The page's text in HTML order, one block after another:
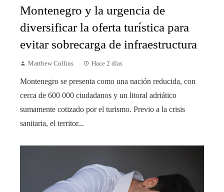
Montenegro y la urgencia de
diversificar la oferta turística para
evitar sobrecarga de infraestructura
Matthew Collins Hace 2 días
Montenegro se presenta como una nación reducida, con
cerca de 600 000 ciudadanos y un litoral adriático
sumamente cotizado por el turismo. Previo a la crisis
sanitaria, el territor...